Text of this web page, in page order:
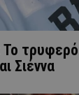
Σιέννα